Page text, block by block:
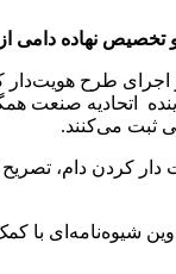
تخصیص نهاده دامی
طرح هویت‌دار
اتحادیه
ثبت می‌کنند.
دام، تصریح
تدوین